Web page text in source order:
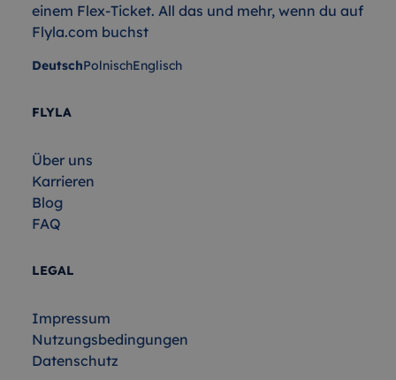
einem Flex-Ticket. All das und mehr, wenn du auf
Flyla.com buchst
DeutschPolnischEnglisch
FLYLA
Über uns
Karrieren
Blog
FAQ
LEGAL
Impressum
Nutzungsbedingungen
Datenschutz